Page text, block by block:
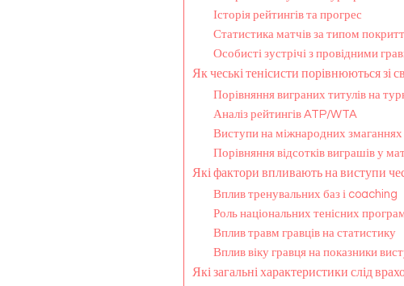
Історія рейтингів та прогрес
Статистика матчів за типом
Особисті зустрічі з провідними
Як чеські тенісисти порівнюються
Порівняння виграних титулів на
Аналіз рейтингів ATP/WTA
Виступи на міжнародних змаганнях
Порівняння відсотків виграшів у
Які фактори впливають на виступи
Вплив тренувальних баз і coaching
Роль національних тенісних
Вплив травм гравців на статистику
Вплив віку гравця на показники
Які загальні характеристики слід